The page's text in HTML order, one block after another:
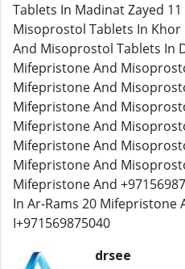
Tablets In Madinat Zayed
Misoprostol Tablets In
And Misoprostol Tablets In
Mifepristone And
Mifepristone And
Mifepristone And
Mifepristone And
Mifepristone And
Mifepristone And
Mifepristone And
In Ar-Rams 20 Mifepristone
I+971569875040
drsee